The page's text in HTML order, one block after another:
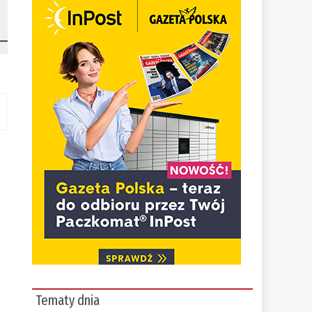
Tematy dnia